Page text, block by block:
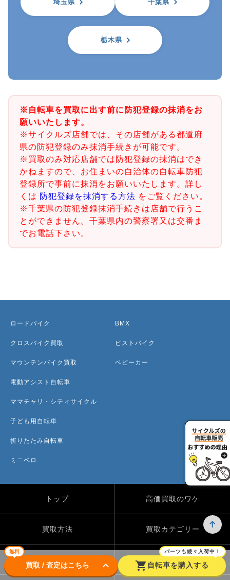
埼玉県 千葉県
栃木県
※自転車を買取に出す前に防犯登録の抹消をお
願いいたします。
※サイクルズ店舗では、その店舗がある都道府
県の防犯登録のみ抹消手続きが可能です。
※買取のみ対応店舗では防犯登録の抹消はでき
かねますので、お住まいの自治体の自転車防犯
登録所で事前に抹消をお願いいたします。詳し
くは 防犯登録を抹消する方法 をご覧ください。
※千葉県の防犯登録抹消手続きは店舗で行うこ
とができません。千葉県内の警察署又は交番ま
でお電話下さい。
無料
買取 / 査定はこちら keyboard_arrow_down shopping_cart
パーツも続々入荷中！
自転車を購入する
ロードバイク
クロスバイク買取
マウンテンバイク買取
電動アシスト自転車
ママチャリ・シティサイクル
子ども用自転車
折りたたみ自転車
ミニベロ
BMX
ピストバイク
ベビーカー
トップ 高価買取のワケ
買取方法 買取カテゴリー
買取実績 自転車のコラム